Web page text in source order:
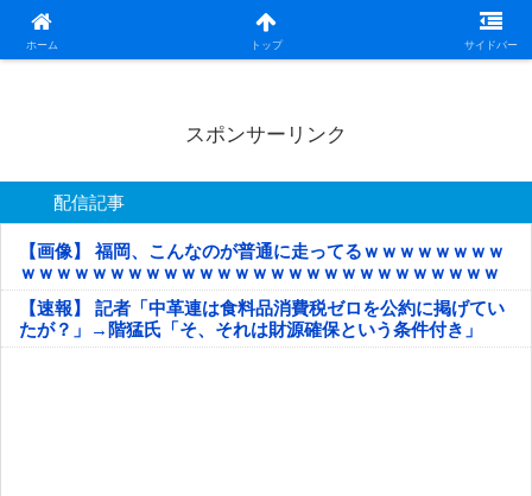
ホーム トップ サイドバー
日本第一！ニュース録
スポンサーリンク
配信記事
【画像】 福岡、こんなのが普通に走ってるｗｗｗｗｗｗｗｗ
ｗｗｗｗｗｗｗｗｗｗｗｗｗｗｗｗｗｗｗｗｗｗｗｗｗｗｗ
ｗｗｗｗｗ
【速報】 記者「中革連は食料品消費税ゼロを公約に掲げてい
たが？」→階猛氏「そ、それは財源確保という条件付き」